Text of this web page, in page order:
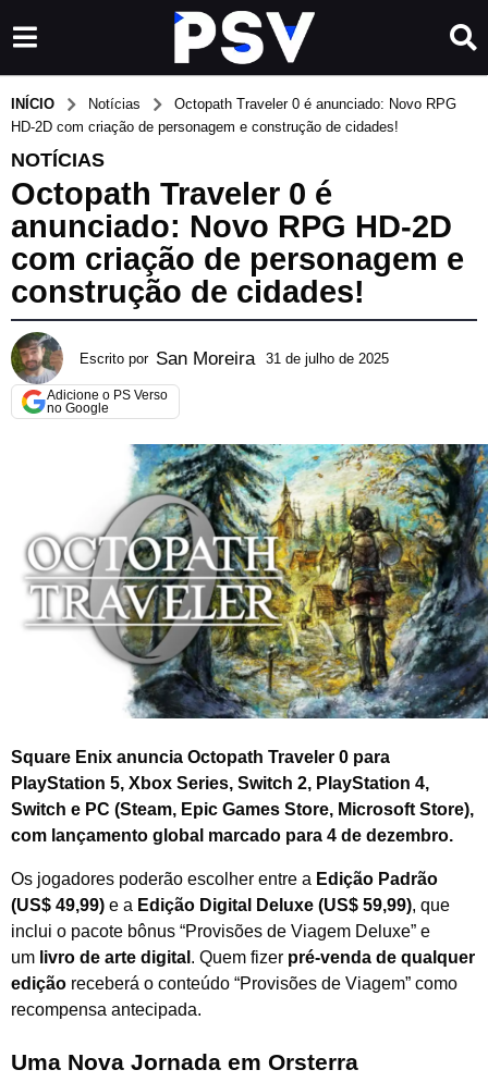
INÍCIO Notícias
Octopath Traveler 0 é anunciado: Novo RPG
HD-2D com criação de personagem e construção de cidades!
NOTÍCIAS
Octopath Traveler 0 é
anunciado: Novo RPG HD-2D
com criação de personagem e
construção de cidades!
Escrito por San Moreira 31 de julho de 2025
j
u
l
h
o
d
e
2
0
2
5
Adicione o PS Verso
no Google
Square Enix anuncia Octopath Traveler 0 para
PlayStation 5, Xbox Series, Switch 2, PlayStation 4,
Switch e PC (Steam, Epic Games Store, Microsoft Store),
com lançamento global marcado para 4 de dezembro.
Os jogadores poderão escolher entre a Edição Padrão
(US$ 49,99) e a Edição Digital Deluxe (US$ 59,99), que
inclui o pacote bônus “Provisões de Viagem Deluxe” e
um livro de arte digital . Quem fizer pré-venda de qualquer
edição receberá o conteúdo “Provisões de Viagem” como
recompensa antecipada.
Uma Nova Jornada em Orsterra